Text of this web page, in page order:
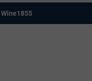
Wine1855